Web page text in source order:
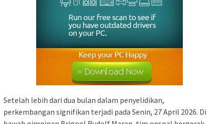
Setelah lebih dari dua bulan dalam penyelidikan,
perkembangan signifikan terjadi pada Senin, 27 April 2026. Di